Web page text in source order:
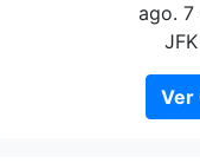
ago. 7
Ver